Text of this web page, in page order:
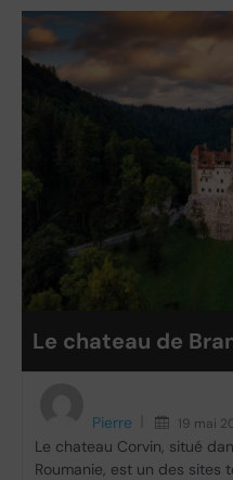
Le chateau de
Pierre 19 mai
Le chateau Corvin, situé
Roumanie, est un des sites